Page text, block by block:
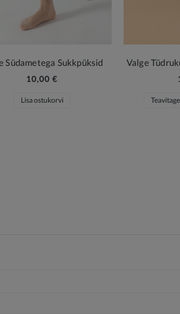
Südametega Sukkpüksid
10,00 €
Lisa ostukorvi
Valge